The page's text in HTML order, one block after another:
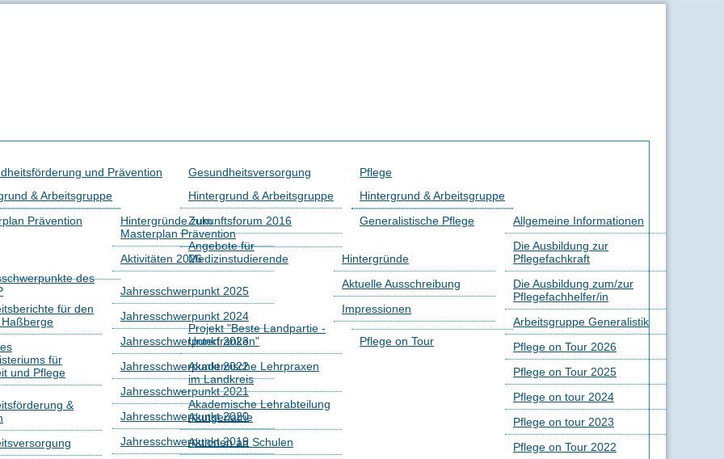
für den
für
und Pflege
&
und Prävention
& Arbeitsgruppe
Prävention
Hintergründe zum
Masterplan Prävention
Aktivitäten 2026
des
Jahresschwerpunkt 2025
Jahresschwerpunkt 2024
Jahresschwerpunkt 2023
Jahresschwerpunkt 2022
Jahresschwerpunkt 2021
Jahresschwerpunkt 2020
Jahresschwerpunkt 2019
Gesundheitsversorgung
Hintergrund & Arbeitsgruppe
Zukunftsforum 2016
Angebote für
Medizinstudierende
Hintergründe
Aktuelle Ausschreibung
Impressionen
Projekt "Beste Landpartie -
Unterfranken"
Akademische Lehrpraxen
im Landkreis
Akademische Lehrabteilung
Akutgeriatrie
Aktionen an Schulen
Pflege
Hintergrund & Arbeitsgruppe
Generalistische Pflege
Allgemeine Informationen
Die Ausbildung zur
Pflegefachkraft
Die Ausbildung zum/zur
Pflegefachhelfer/in
Arbeitsgruppe Generalistik
Pflege on Tour
Pflege on Tour 2026
Pflege on Tour 2025
Pflege on tour 2024
Pflege on tour 2023
Pflege on Tour 2022